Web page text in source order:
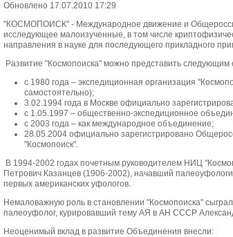
Обновлено 17.07.2010 17:29
"КОСМОПОИСК" - Международное движение и
исследующее малоизученные, в том числе
направления в науке для последующего прикладного
Развитие "Космопоиска" можно представить следующим
с 1980 года – экспедиционная организация
самостоятельно);
3.02.1994 года в Москве официально
с 1.05.1997 – общественно-экспедиционное
с 2003 года – как международное объединение;
28.05.2004 официально зарегистрировано
"Космопоиск".
В 1994-2002 годах почетным руководителем НИЦ
Петрович Казанцев (1906-2002), начавший
первых американских уфологов.
Немаловажную роль в становлении "Космопоиска"
палеоуфолог, курировавший тему АЯ в АН СССР
Неоценимый вклад в развитие Объединения внесли: